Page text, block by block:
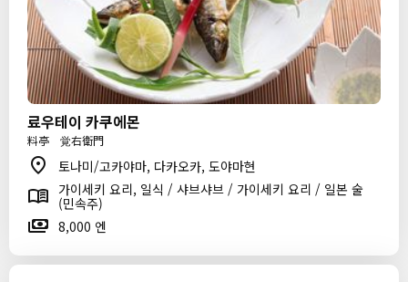
료우테이 카쿠에몬
料亭 覚右衛門
토나미/고카야마, 다카오카, 도야마현
가이세키 요리, 일식 / 샤브샤브 / 가이세키 요리 / 일본 술
(민속주)
8,000 엔